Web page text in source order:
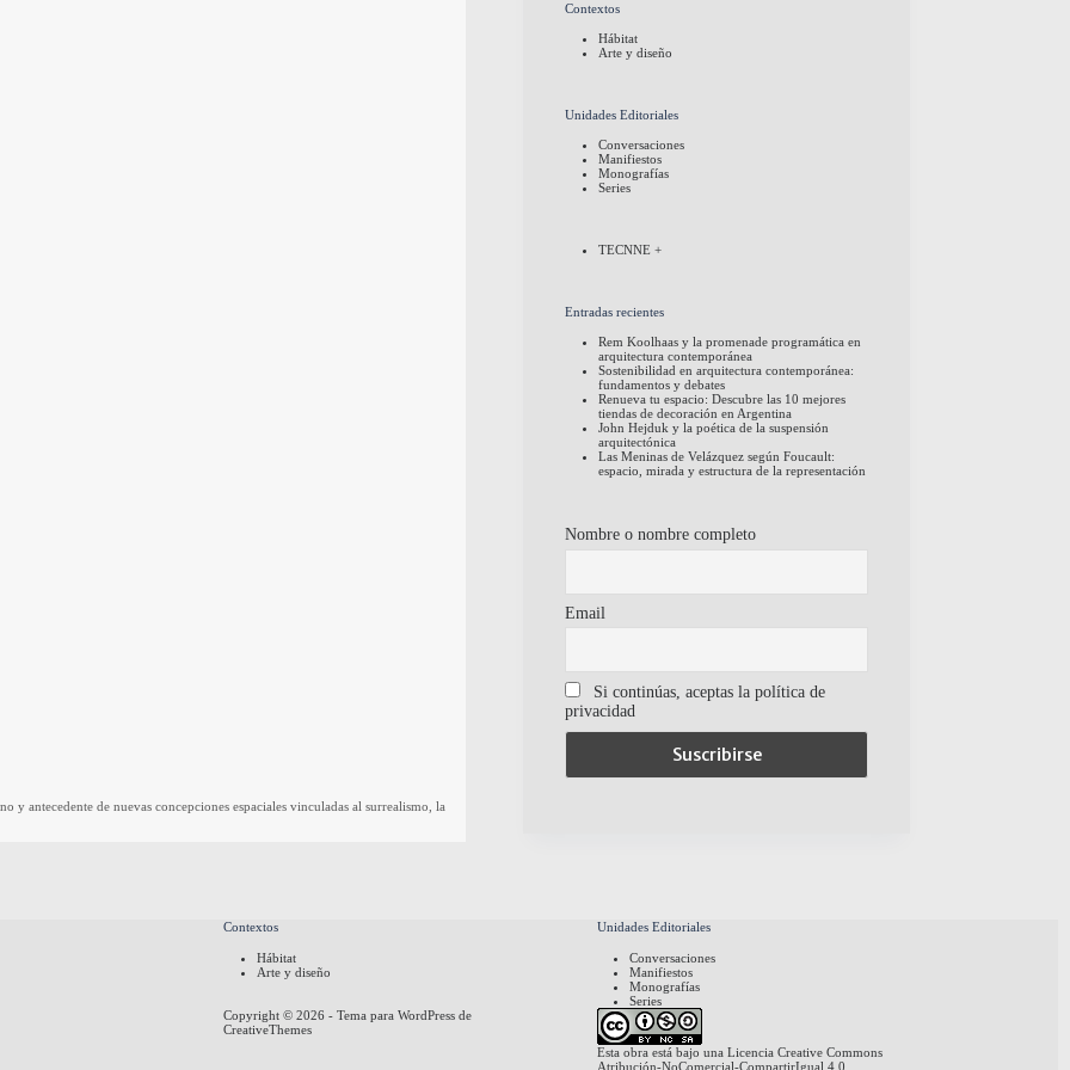
antecedente de nuevas concepciones espaciales vinculadas al surrealismo, la
Contextos
Hábitat
Arte y diseño
Unidades Editoriales
Conversaciones
Manifiestos
Monografías
Series
TECNNE +
Entradas recientes
Rem Koolhaas y la promenade programática en
arquitectura contemporánea
Sostenibilidad en arquitectura contemporánea:
fundamentos y debates
Renueva tu espacio: Descubre las 10 mejores
tiendas de decoración en Argentina
John Hejduk y la poética de la suspensión
arquitectónica
Las Meninas de Velázquez según Foucault:
espacio, mirada y estructura de la representación
Nombre o nombre completo
Email
Si continúas, aceptas la política de
privacidad
Contextos
Hábitat
Arte y diseño
Unidades Editoriales
Conversaciones
Manifiestos
Monografías
Series
Copyright © 2026 - Tema para WordPress de
CreativeThemes
Esta obra está bajo una Licencia Creative Commons
Atribución-NoComercial-CompartirIgual 4.0